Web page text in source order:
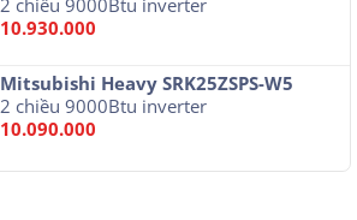
10.930.000
Mitsubishi Heavy SRK25ZSPS-W5
2 chiều 9000Btu inverter
10.090.000